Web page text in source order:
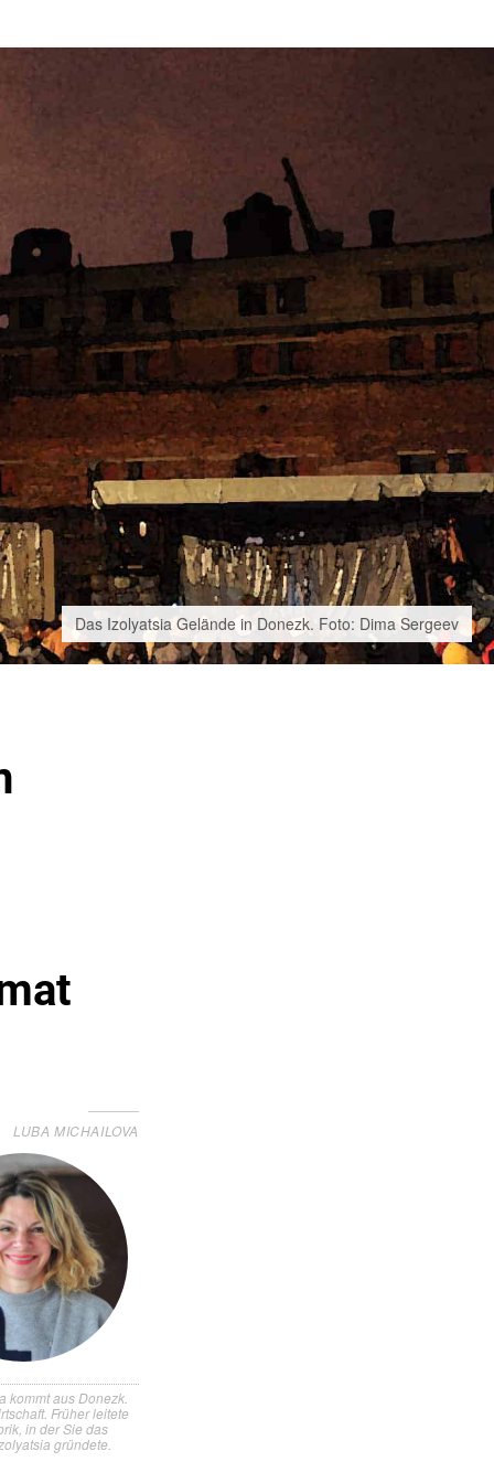
Das Izolyatsia Gelände in Donezk. Foto: Dima Sergeev
LUBA MICHAILOVA
kommt aus Donezk.
Früher leitete
in der Sie das
gründete.